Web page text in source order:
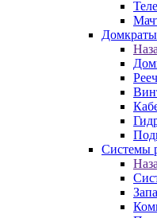
Домкраты
Системы